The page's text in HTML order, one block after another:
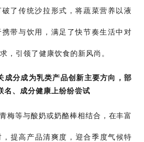
了传统沙拉形式，将蔬菜营养以液
带与饮用，满足了快节奏生活中对
，引领了健康饮食的新风尚。
成分成为乳类产品创新主要方向，部
名、成分健康上纷纷尝试
梅等与酸奶或奶酪棒相结合，在丰富
提高产品清爽度，迎合季度气候特